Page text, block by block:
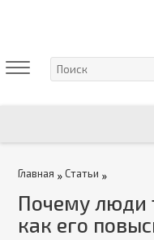
Главная »Статьи »
Почему люди
как его